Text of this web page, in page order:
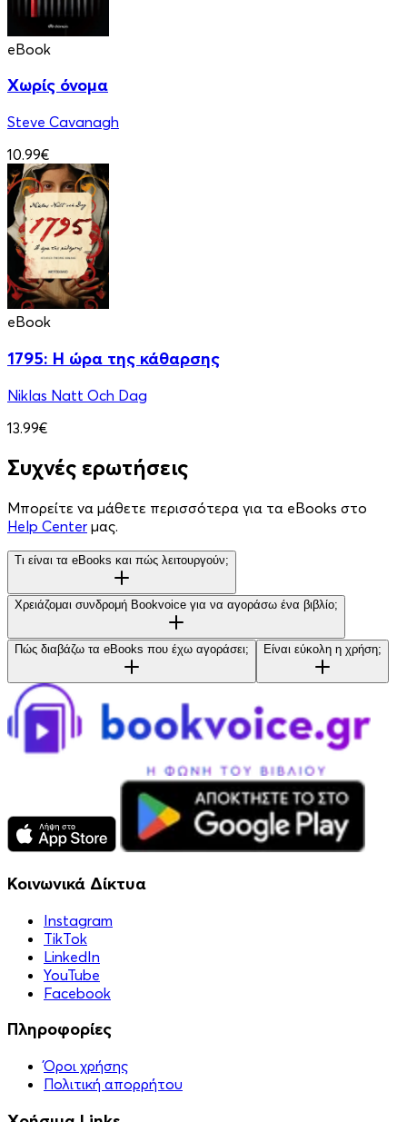
eBook
Χωρίς όνομα
Steve Cavanagh
10.99€
eBook
1795: Η ώρα της κάθαρσης
Niklas Natt Och Dag
13.99€
Συχνές ερωτήσεις
Μπορείτε να μάθετε περισσότερα για τα eBooks στο
Help Center μας.
Τι είναι τα eBooks και πώς λειτουργούν;
Χρειάζομαι συνδρομή Bookvoice για να αγοράσω ένα βιβλίο;
Πώς διαβάζω τα eBooks που έχω αγοράσει; Είναι εύκολη η χρήση;
Κοινωνικά Δίκτυα
Instagram
TikTok
LinkedIn
YouTube
Facebook
Πληροφορίες
Όροι χρήσης
Πολιτική απορρήτου